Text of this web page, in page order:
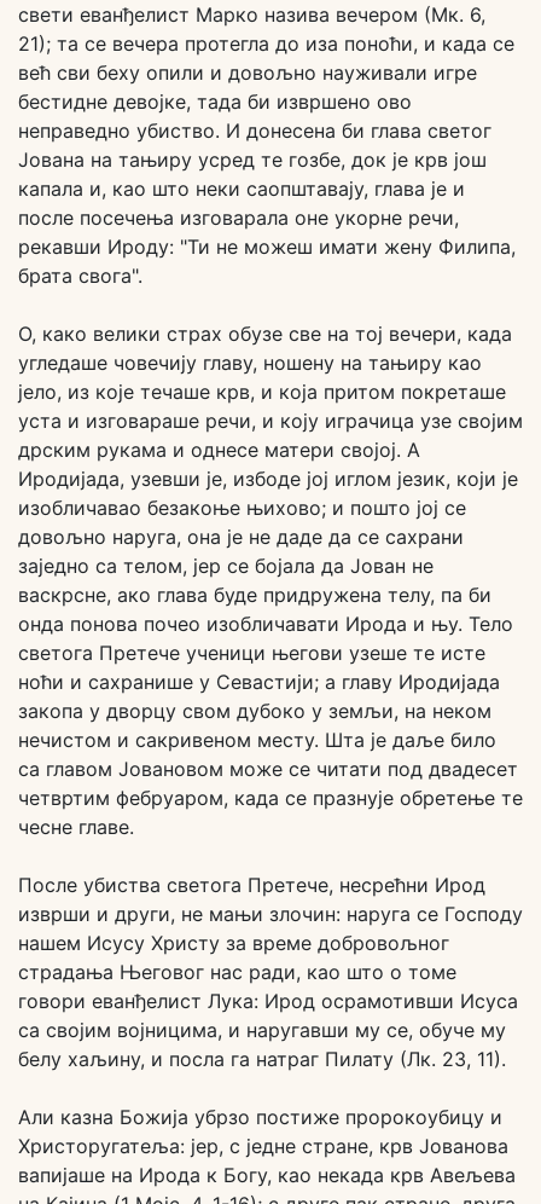
свети еванђелист Марко назива вечером (Мк. 6,
21); та се вечера протегла до иза поноћи, и када се
већ сви беху опили и довољно науживали игре
бестидне девојке, тада би извршено ово
неправедно убиство. И донесена би глава светог
Јована на тањиру усред те гозбе, док је крв још
капала и, као што неки саопштавају, глава је и
после посечења изговарала оне укорне речи,
рекавши Ироду: "Ти не можеш имати жену Филипа,
брата свога".
О, како велики страх обузе све на тој вечери, када
угледаше човечију главу, ношену на тањиру као
јело, из које течаше крв, и која притом покреташе
уста и изговараше речи, и коју играчица узе својим
дрским рукама и однесе матери својој. А
Иродијада, узевши је, избоде јој иглом језик, који је
изобличавао безакоње њихово; и пошто јој се
довољно наруга, она је не даде да се сахрани
заједно са телом, јер се бојала да Јован не
васкрсне, ако глава буде придружена телу, па би
онда понова почео изобличавати Ирода и њу. Тело
светога Претече ученици његови узеше те исте
ноћи и сахранише у Севастији; а главу Иродијада
закопа у дворцу свом дубоко у земљи, на неком
нечистом и сакривеном месту. Шта је даље било
са главом Јовановом може се читати под двадесет
четвртим фебруаром, када се празнује обретење те
чесне главе.
После убиства светога Претече, несрећни Ирод
изврши и други, не мањи злочин: наруга се Господу
нашем Исусу Христу за време добровољног
страдања Његовог нас ради, као што о томе
говори еванђелист Лука: Ирод осрамотивши Исуса
са својим војницима, и наругавши му се, обуче му
белу хаљину, и посла га натраг Пилату (Лк. 23, 11).
Али казна Божија убрзо постиже пророкоубицу и
Христоругатеља: јер, с једне стране, крв Јованова
вапијаше на Ирода к Богу, као некада крв Авељева